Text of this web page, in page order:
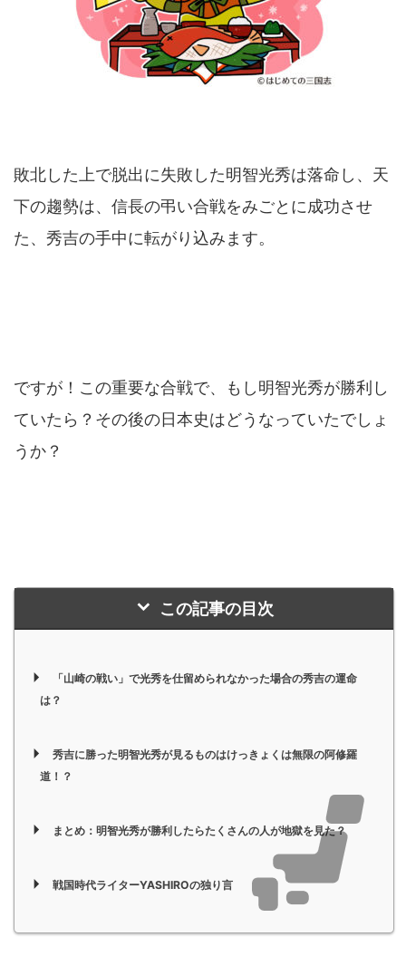
敗北した上で脱出に失敗した明智光秀は落命し、天
下の趨勢は、信長の弔い合戦をみごとに成功させ
た、秀吉の手中に転がり込みます。
ですが！この重要な合戦で、もし明智光秀が勝利し
ていたら？その後の日本史はどうなっていたでしょ
うか？
この記事の目次
「山崎の戦い」で光秀を仕留められなかった場合の秀吉の運命
は？
秀吉に勝った明智光秀が見るものはけっきょくは無限の阿修羅
道！？
まとめ：明智光秀が勝利したらたくさんの人が地獄を見た？
戦国時代ライターYASHIROの独り言